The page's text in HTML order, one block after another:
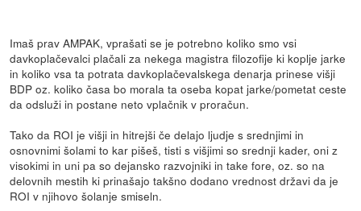
Imaš prav AMPAK, vprašati se je potrebno koliko smo vsi
davkoplačevalci plačali za nekega magistra filozofije ki koplje jarke
in koliko vsa ta potrata davkoplačevalskega denarja prinese višji
BDP oz. koliko časa bo morala ta oseba kopat jarke/pometat ceste
da odsluži in postane neto vplačnik v proračun.
Tako da ROI je višji in hitrejši če delajo ljudje s srednjimi in
osnovnimi šolami to kar pišeš, tisti s višjimi so srednji kader, oni z
visokimi in uni pa so dejansko razvojniki in take fore, oz. so na
delovnih mestih ki prinašajo takšno dodano vrednost državi da je
ROI v njihovo šolanje smiseln.